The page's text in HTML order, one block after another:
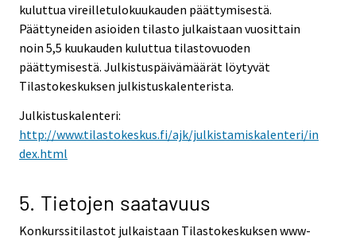
kuluttua vireilletulokuukauden päättymisestä.
Päättyneiden asioiden tilasto julkaistaan vuosittain
noin 5,5 kuukauden kuluttua tilastovuoden
päättymisestä. Julkistuspäivämäärät löytyvät
Tilastokeskuksen julkistuskalenterista.
Julkistuskalenteri:
http://www.tilastokeskus.fi/ajk/julkistamiskalenteri/in
dex.html
5. Tietojen saatavuus
Konkurssitilastot julkaistaan Tilastokeskuksen www-